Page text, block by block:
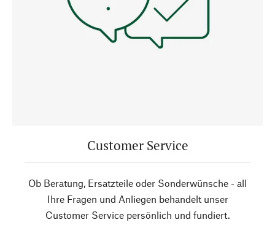
Customer Service
Ob Beratung, Ersatzteile oder Sonderwünsche - all
Ihre Fragen und Anliegen behandelt unser
Customer Service persönlich und fundiert.